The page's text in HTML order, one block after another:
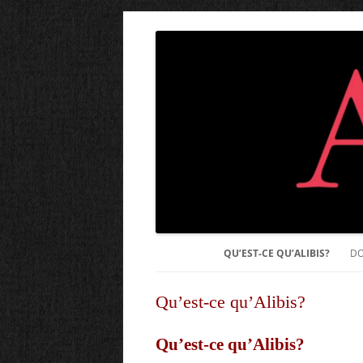
QU’EST-CE QU’ALIBIS?
Qu’est-ce qu’Alibis?
Qu’est-ce qu’Alibis?